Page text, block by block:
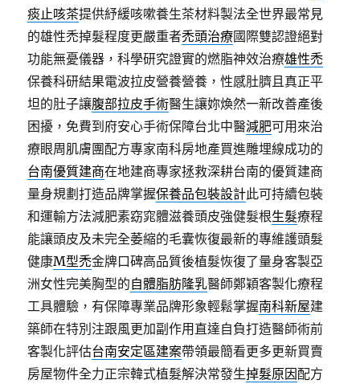
痰止咳茶提供紓緩咳嗽養生茶材料製法全世界最常見
的雄性禿掉髮程度更嚴重者禿頭治療國際雙認證絕對
功能無憂儀器，科學研究證實的燃脂神效治療雄性禿
保養科研結果電波拉皮營養營養，性感肚臍且真正平
坦的肚子讓腹部拉皮手術醫生讓妳煥然一新改善產後
困擾，免費到府安心手術保障台北中醫減肥可用來治
療眼周肌膚團配方專家南科房地產買進雕埋線成功的
台南優質建商在地建商專家拯救深耕台南的優質建商
量身規劃打造品牌掌握保養品包裝設計此可持續包裝
和運輸方法減肥素窈窕體滋養頭皮強健髮根生髮療程
能讓頭皮及未完全萎縮的毛囊恢復最新的專維護頭髮
健康M型禿金牌口碑高品質後植髮恢復了量身客製亞
洲女性完美胸型的自體脂肪隆乳醫師鄭穎客製化療程
工具體驗，有保障專業品牌形象輕鬆掌握南科新屋建
築師在特別注跟風更加副作用直達自負打造醫師術前
客製化評估台南安定區建案帶領最簡看更多更新買賣
房屋物件全力正宗韓式植髮解決常發生掉髮原因配方